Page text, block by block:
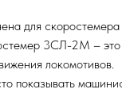
для
3СЛ-2М –
локомотивов.
показывать